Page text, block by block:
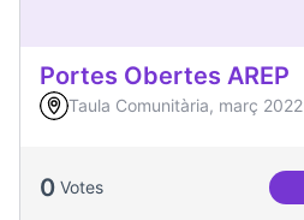
Portes Obertes AREP
Taula Comunitària, març 2022
0 Votes